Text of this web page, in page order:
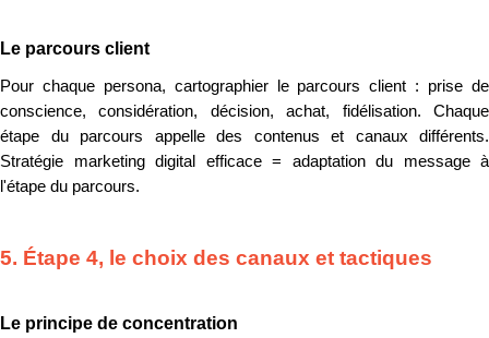
Le parcours client
Pour chaque persona, cartographier le parcours client : prise de
conscience, considération, décision, achat, fidélisation. Chaque
étape du parcours appelle des contenus et canaux différents.
Stratégie marketing digital efficace = adaptation du message à
l'étape du parcours.
5. Étape 4, le choix des canaux et tactiques
Le principe de concentration